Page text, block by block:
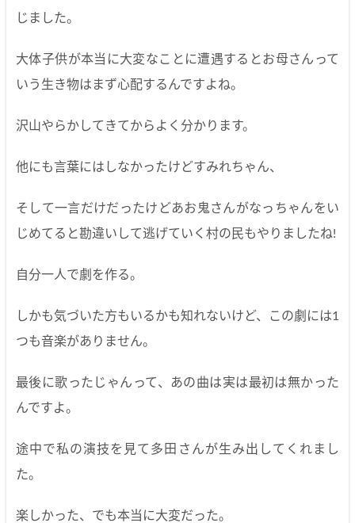
じました。
大体子供が本当に大変なことに遭遇するとお母さんって
いう生き物はまず心配するんですよね。
沢山やらかしてきてからよく分かります。
他にも言葉にはしなかったけどすみれちゃん、
そして一言だけだったけどあお鬼さんがなっちゃんをい
じめてると勘違いして逃げていく村の民もやりましたね!
自分一人で劇を作る。
しかも気づいた方もいるかも知れないけど、この劇には1
つも音楽がありません。
最後に歌ったじゃんって、あの曲は実は最初は無かった
んですよ。
途中で私の演技を見て多田さんが生み出してくれまし
た。
楽しかった、でも本当に大変だった。